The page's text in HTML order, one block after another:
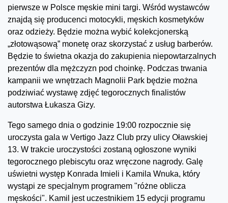
pierwsze w Polsce męskie mini targi. Wśród wystawców
znajdą się producenci motocykli, męskich kosmetyków
oraz odzieży. Będzie można wybić kolekcjonerską
„złotowąsową” monetę oraz skorzystać z usług barberów.
Będzie to świetna okazja do zakupienia niepowtarzalnych
prezentów dla mężczyzn pod choinkę. Podczas trwania
kampanii we wnętrzach Magnolii Park będzie można
podziwiać wystawę zdjęć tegorocznych finalistów
autorstwa Łukasza Gizy.
Tego samego dnia o godzinie 19:00 rozpocznie się
uroczysta gala w Vertigo Jazz Club przy ulicy Oławskiej
13. W trakcie uroczystości zostaną ogłoszone wyniki
tegorocznego plebiscytu oraz wręczone nagrody. Galę
uświetni występ Konrada Imieli i Kamila Wnuka, który
wystąpi ze specjalnym programem "różne oblicza
męskości". Kamil jest uczestnikiem 15 edycji programu